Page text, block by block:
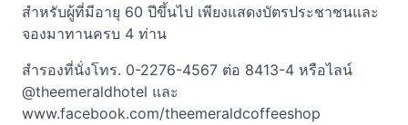
สำหรับผู้ที่มีอายุ 60 ปีขึ้นไป เพียงแสดงบัตรประชาชนและ
จองมาทานครบ 4 ท่าน
สำรองที่นั่งโทร. 0-2276-4567 ต่อ 8413-4 หรือไลน์
@theemeraldhotel และ
www.facebook.com/theemeraldcoffeeshop